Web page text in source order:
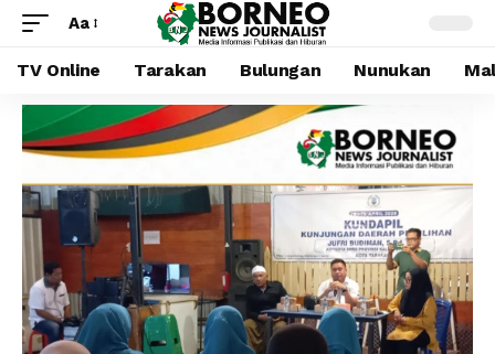
Aa
TV Online Tarakan Bulungan Nunukan